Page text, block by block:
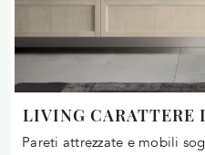
LIVING CARATTERE
Pareti attrezzate e mobili